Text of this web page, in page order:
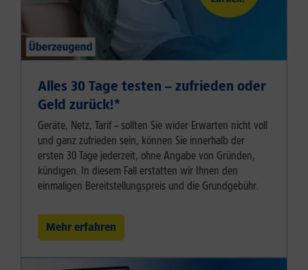
Alles 30 Tage testen – zufrieden oder
Geld zurück!⁠*
Geräte, Netz, Tarif – sollten Sie wider Erwarten nicht voll
und ganz zufrieden sein, können Sie innerhalb der
ersten 30 Tage jederzeit, ohne Angabe von Gründen,
kündigen. In diesem Fall erstatten wir Ihnen den
einmaligen Bereitstellungspreis und die Grundgebühr.
Mehr erfahren